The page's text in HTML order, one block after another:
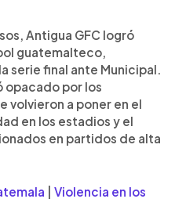
Antigua GFC logró
guatemalteco,
serie final ante Municipal.
opacado por los
volvieron a poner en el
en los estadios y el
en partidos de alta
Violencia en los